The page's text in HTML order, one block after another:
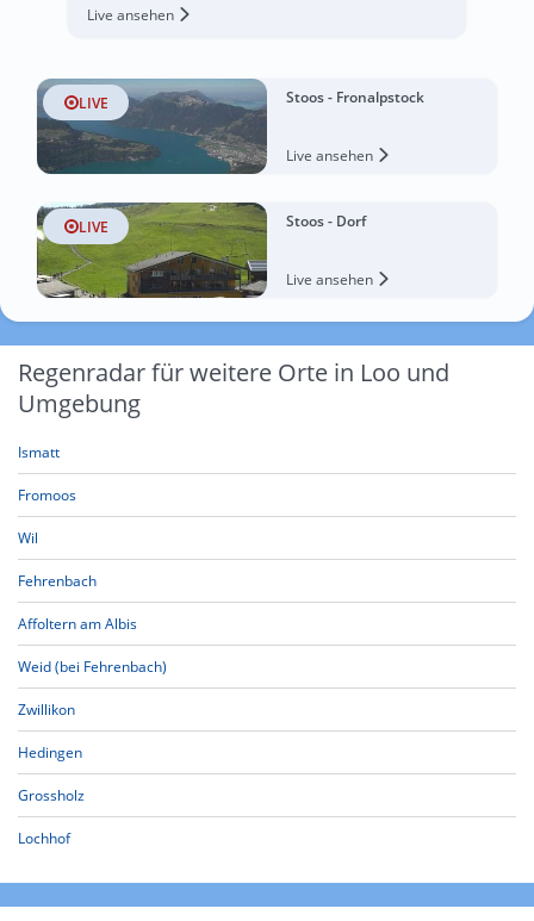
Live ansehen
LIVE Stoos - Fronalpstock
Live ansehen
LIVE Stoos - Dorf
Live ansehen
Regenradar für weitere Orte in Loo und
Umgebung
Ismatt
Fromoos
Wil
Fehrenbach
Affoltern am Albis
Weid (bei Fehrenbach)
Zwillikon
Hedingen
Grossholz
Lochhof